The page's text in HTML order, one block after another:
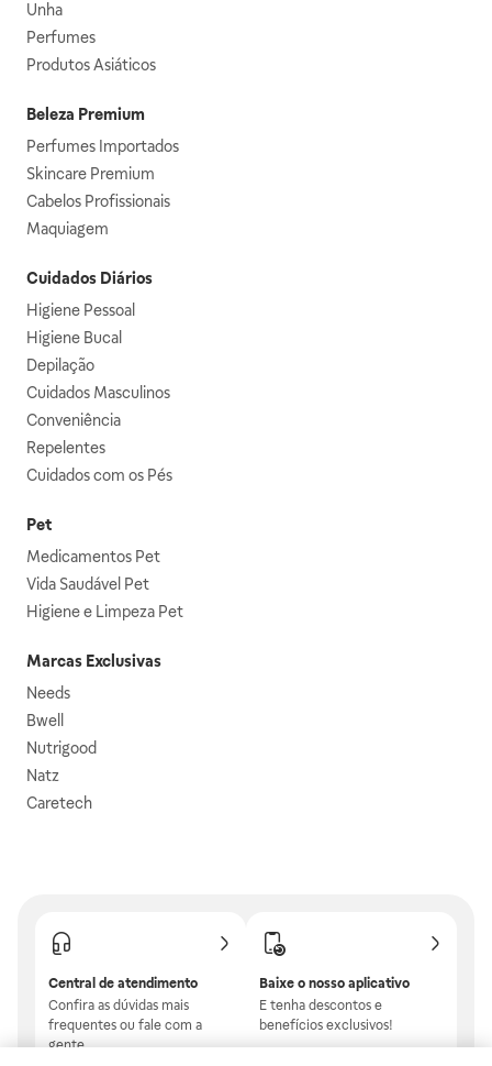
Unha
Perfumes
Produtos Asiáticos
Beleza Premium
Perfumes Importados
Skincare Premium
Cabelos Profissionais
Maquiagem
Cuidados Diários
Higiene Pessoal
Higiene Bucal
Depilação
Cuidados Masculinos
Conveniência
Repelentes
Cuidados com os Pés
Pet
Medicamentos Pet
Vida Saudável Pet
Higiene e Limpeza Pet
Marcas Exclusivas
Needs
Bwell
Nutrigood
Natz
Caretech
Central de atendimento
Confira as dúvidas mais
frequentes ou fale com a
gente.
Baixe o nosso aplicativo
E tenha descontos e
benefícios exclusivos!